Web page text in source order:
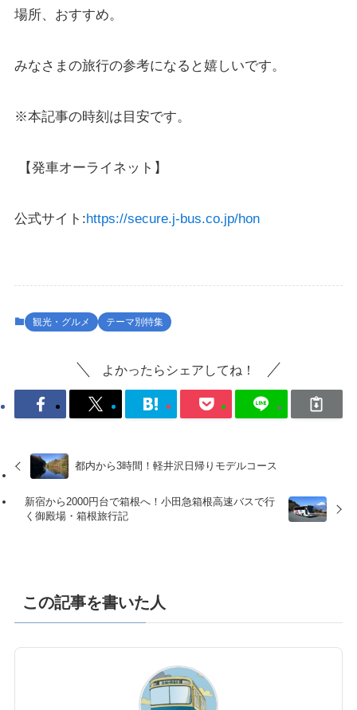
場所、おすすめ。
みなさまの旅行の参考になると嬉しいです。
※本記事の時刻は目安です。
【発車オーライネット】
公式サイト:https://secure.j-bus.co.jp/hon
観光・グルメ テーマ別特集
よかったらシェアしてね！
都内から3時間！軽井沢日帰りモデルコース
新宿から2000円台で箱根へ！小田急箱根高速バスで行
く御殿場・箱根旅行記
この記事を書いた人